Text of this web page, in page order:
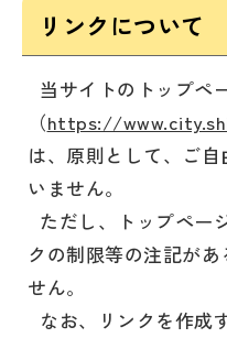
リンクについて
当サイトのトップペ
（https://
は、原則として、ご
いません。
ただし、トップペー
クの制限等の注記が
せん。
なお、リンクを作成